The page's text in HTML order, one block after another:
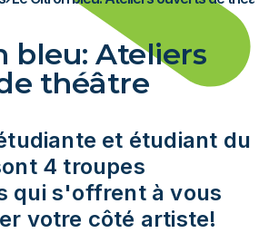
étudiants
entraves du chantier.
entraves du chantier.
bleu: Ateliers
théâtre
et étudiant du
4 troupes
qui s'offrent à vous
votre côté artiste!